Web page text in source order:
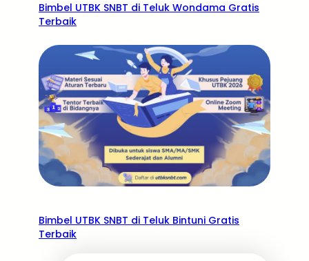
Bimbel UTBK SNBT di Teluk Wondama Gratis
Terbaik
Bimbel UTBK SNBT di Teluk Bintuni Gratis
Terbaik